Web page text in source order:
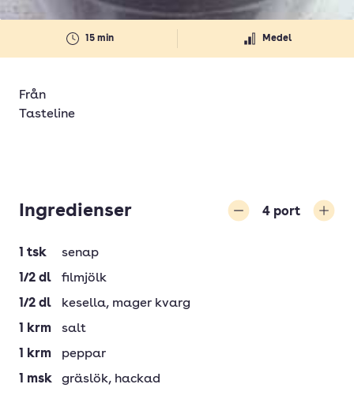
15 min Medel
Från
Tasteline
Ingredienser 4 port
1 tsk
senap
1/2 dl
filmjölk
1/2 dl kesella, mager kvarg
1
krm
salt
1
krm
peppar
1 msk gräslök, hackad